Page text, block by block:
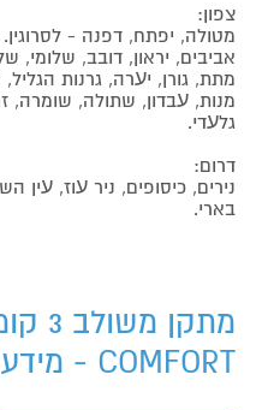
צפון:
מטולה, יפתח, דפנה -
אביבים, יראון, דובב, שלומי,
מתת, גורן, יﬠרה, גרנות
מנות, ﬠבדון, שתולה, שומרה,
גלﬠדי.
דרום:
נירים, כיסופים, ניר ﬠוז,
בארי.
COMFORT - מידע נוסף